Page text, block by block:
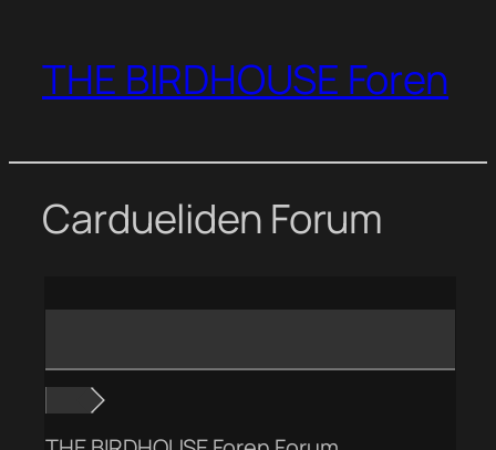
springen
THE BIRDHOUSE Foren
Cardueliden Forum